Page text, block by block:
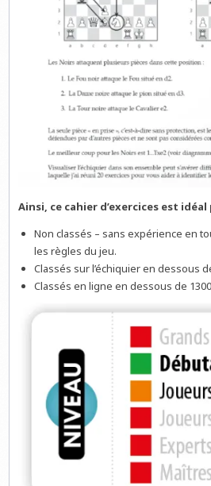
Ainsi, ce cahier d’exercices est
Non classés – sans expérience en
les règles du jeu.
Classés sur l’échiquier en dessous
Classés en ligne en dessous de